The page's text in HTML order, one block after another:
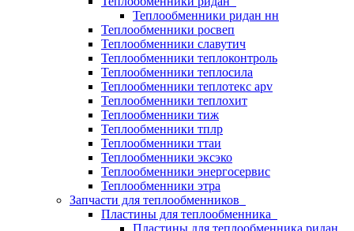
Теплообменники ридан нн
Теплообменники росвеп
Теплообменники славутич
Теплообменники теплоконтроль
Теплообменники теплосила
Теплообменники теплотекс apv
Теплообменники теплохит
Теплообменники тиж
Теплообменники тплр
Теплообменники ттаи
Теплообменники эксэко
Теплообменники энергосервис
Теплообменники этра
Запчасти для теплообменников
Пластины для теплообменника
Пластины для теплообменника ридан